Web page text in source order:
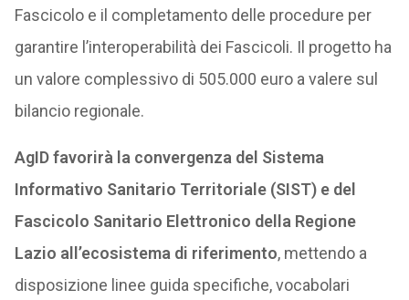
Fascicolo e il completamento delle procedure per
garantire l’interoperabilità dei Fascicoli. Il progetto ha
un valore complessivo di 505.000 euro a valere sul
bilancio regionale.
AgID favorirà la convergenza del Sistema
Informativo Sanitario Territoriale (SIST) e del
Fascicolo Sanitario Elettronico della Regione
Lazio all’ecosistema di riferimento, mettendo a
disposizione linee guida specifiche, vocabolari